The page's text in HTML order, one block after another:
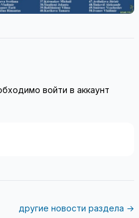
войти в аккаунт
другие новости раздела →